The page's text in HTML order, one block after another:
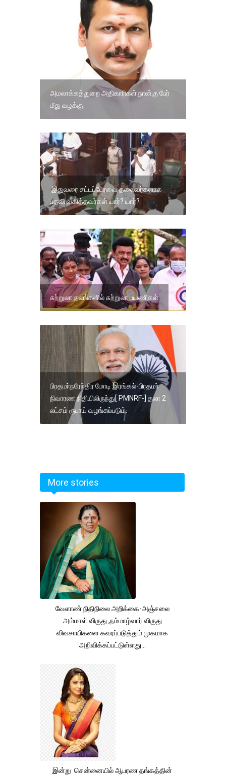
அமலாக்கத்துறை அதிகாரிகள் நான்கு பேர்
மீது வழக்கு.
இதுவரை சட்டப்பேரவை தலைவர்களாக
பதவி வகித்தவர்கள் யார்? யார்?
சுற்றுலா தலங்களில் சுற்றுலா பயணிகள்
பிரதமா்நரேந்திர மோடி இரங்கல்-பிரதமா்
நிவாரண நிதியிலிருந்து[ PMNRF-] தலா 2
லட்சம் ரூபாய் வழங்கப்படும்.
More stories
வேளாண் நிதிநிலை அறிக்கை-அஞ்சலை
அம்மாள் விருது ,நம்மாழ்வார் விருது
விவசாயிகளை கவரப்படுத்தும் முகமாக
அறிவிக்கப்பட்டுள்ளது...
இன்று சென்னையில் ஆபரண தங்கத்தின்